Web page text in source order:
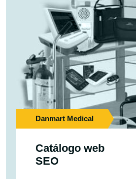
Danmart Medical
Catálogo web
SEO